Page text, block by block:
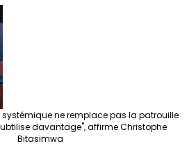
systémique ne remplace pas la patrouille
davantage", affirme Christophe
Bitasimwa